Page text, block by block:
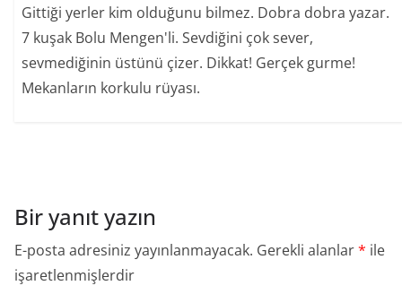
Gittiği yerler kim olduğunu bilmez. Dobra dobra yazar.
7 kuşak Bolu Mengen'li. Sevdiğini çok sever,
sevmediğinin üstünü çizer. Dikkat! Gerçek gurme!
Mekanların korkulu rüyası.
Bir yanıt yazın
E-posta adresiniz yayınlanmayacak. Gerekli alanlar* ile
işaretlenmişlerdir